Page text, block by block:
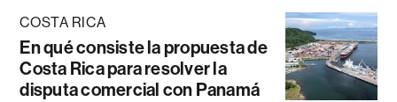
COSTA RICA
En qué consiste la propuesta de
Costa Rica para resolver la
disputa comercial con Panamá